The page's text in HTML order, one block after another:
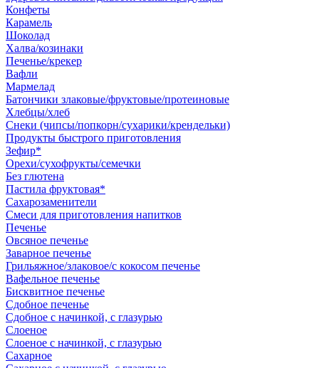
Конфеты
Карамель
Шоколад
Халва/козинаки
Печенье/крекер
Вафли
Мармелад
Батончики злаковые/фруктовые/протеиновые
Хлебцы/хлеб
Снеки (чипсы/попкорн/сухарики/крендельки)
Продукты быстрого приготовления
Зефир*
Орехи/сухофрукты/семечки
Без глютена
Пастила фруктовая*
Сахарозаменители
Смеси для приготовления напитков
Печенье
Овсяное печенье
Заварное печенье
Грильяжное/злаковое/с кокосом печенье
Вафельное печенье
Бисквитное печенье
Сдобное печенье
Сдобное с начинкой, с глазурью
Слоеное
Слоеное с начинкой, с глазурью
Сахарное